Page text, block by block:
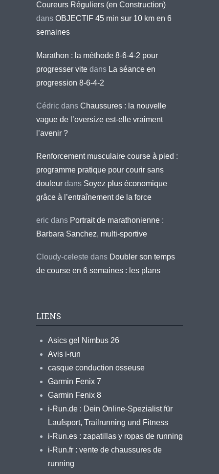
Coureurs Réguliers (en Construction)
dans OBJECTIF 45 min sur 10 km en 6
semaines
Marathon : la méthode 8-6-4-2 pour
progresser vite dans La séance en
progression 8-6-4-2
Cédric dans Chaussures : la nouvelle
vague de l’oversize est-elle vraiment
l’avenir ?
Renforcement musculaire course à pied :
programme pratique pour courir sans
douleur dans Soyez plus économique
grâce à l’entraînement de la force
eric dans Portrait de marathonienne :
Barbara Sanchez, multi-sportive
Cloudy-celeste dans Doubler son temps
de course en 6 semaines : les plans
LIENS
Asics gel Nimbus 26
Avis i-run
casque conduction osseuse
Garmin Fenix 7
Garmin Fenix 8
i-Run.de : Dein Online-Spezialist für
Laufsport, Trailrunning und Fitness
i-Run.es : zapatillas y ropas de running
i-Run.fr : vente de chaussures de
running